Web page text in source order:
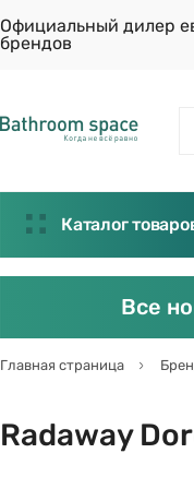
Официальный дилер
брендов
Каталог
Все
Главная страница
Radaway